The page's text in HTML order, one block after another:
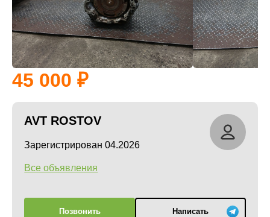
45 000
AVT ROSTOV
Зарегистрирован 04.2026
Все объявления
Позвонить Написать